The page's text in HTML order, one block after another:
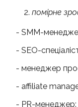
помірне
- SMM-
- SEO-
- менеджер
- affiliate
- PR-менеджер: